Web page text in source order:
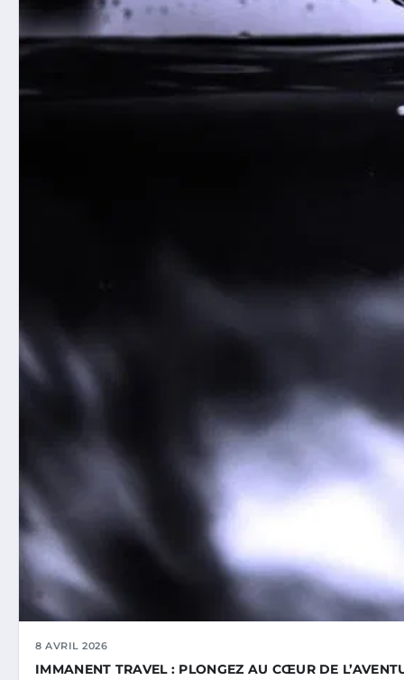
8 AVRIL 2026
IMMANENT TRAVEL : PLONGEZ AU CŒUR DE